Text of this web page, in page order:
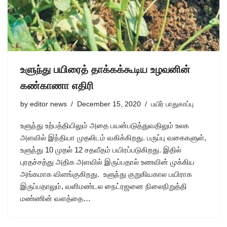
உளுந்து பயிரைத் தாக்கக்கூடிய உழவனின்
கண்காணா எதிரி
by editor news December 15, 2020 பயிர் பாதுகாப்பு
உளுந்து உற்பத்தியிலும் அதை பயன்படுத்துவதிலும் உலக
அளவில் இந்தியா முதலிடம் வகிக்கிறது. பருப்பு வகைகளுள்,
உளுந்து 10 முதல் 12 சதவீதம் பயிரப்படுகிறது. இதில்
புரதச்சத்து அதிக அளவில் இருப்பதால் உணவின் முக்கிய
அங்கமாக விளங்குகிறது. உளுந்து குறுகியகால பயிராக
இருப்பதாலும், வளிமண்டல நைட்ரஜனை நிலைநிறுத்தி
மண்ணின் வளத்தை…